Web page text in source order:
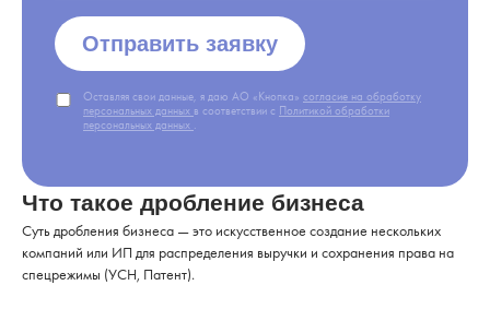
Отправить заявку
Оставляя свои данные, я даю АО «Кнопка» согласие на обработку
персональных данных в соответствии с Политикой обработки
персональных данных .
Что такое дробление бизнеса
Суть дробления бизнеса — это искусственное создание нескольких
компаний или ИП для распределения выручки и сохранения права на
спецрежимы (УСН, Патент).